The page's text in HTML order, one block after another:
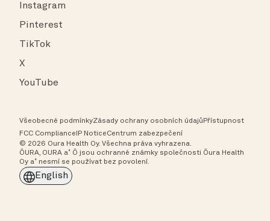
Instagram
Pinterest
TikTok
X
YouTube
Všeobecné podmínkyZásady ochrany osobních údajů Přístupnost
FCC Compliance IP NoticeCentrum zabezpečení
© 2026 Oura Health Oy. Všechna práva vyhrazena.
ŌURA, OURA a˚ Ō jsou ochranné známky společnosti Ōura Health
Oy a˚ nesmí se používat bez povolení.
English